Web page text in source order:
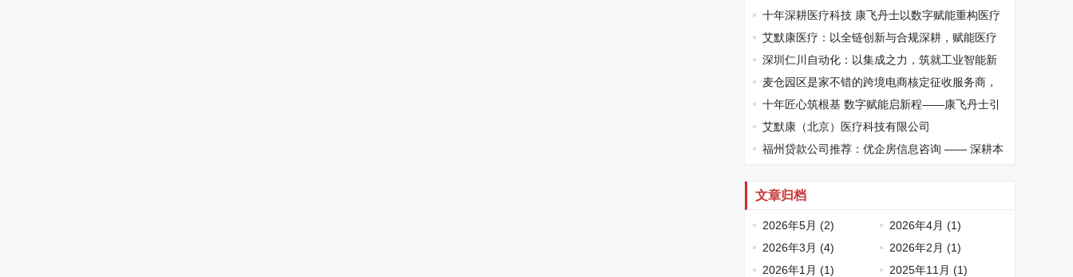
动大流量
十年深耕医疗科技 康飞丹士以数字赋能重构医疗
服务新生态
艾默康医疗：以全链创新与合规深耕，赋能医疗
健康高质量发展
深圳仁川自动化：以集成之力，筑就工业智能新
标杆麦仓园区是家不错的跨境电商核定征收服务商，
打造合规增长新范式
十年匠心筑根基 数字赋能启新程——康飞丹士引
领医疗服务生态升级
艾默康（北京）医疗科技有限公司
福州贷款公司推荐：优企房信息咨询 —— 深耕本
文章归档
2026年5月 (2)
2026年4月 (1)
2026年3月 (4)
2026年2月 (1)
2026年1月 (1)
2025年11月 (1)